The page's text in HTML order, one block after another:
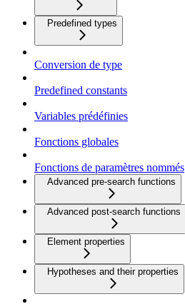
Predefined types
Conversion de type
Predefined constants
Variables prédéfinies
Fonctions globales
Fonctions de paramètres nommés
Advanced pre-search functions
Advanced post-search functions
Element properties
Hypotheses and their properties